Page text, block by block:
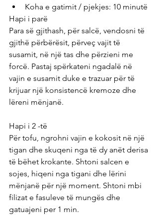
Koha e gatimit / pjekjes: 10 minutë
Hapi i parë
Para së gjithash, për salcë, vendosni të
gjithë përbërësit, përveç vajit të
susamit, në një tas dhe përzieni me
forcë. Pastaj spërkateni ngadalë në
vajin e susamit duke e trazuar për të
krijuar një konsistencë kremoze dhe
lëreni mënjanë.
Hapi i 2 -të
Për tofu, ngrohni vajin e kokosit në një
tigan dhe skuqeni nga të dy anët derisa
të bëhet krokante. Shtoni salcen e
sojes, hiqeni nga tigani dhe lërini
mënjanë për një moment. Shtoni mbi
filizat e fasuleve të mungës dhe
gatuajeni per 1 min.